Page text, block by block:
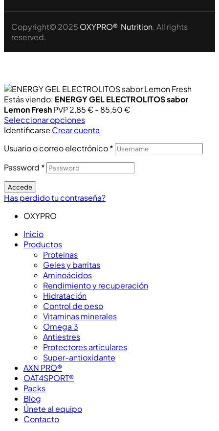
Copyright© 2025 OXYPRO® Nutrition. All rights
reserved.
Estás viendo: ENERGY GEL ELECTROLITOS sabor
Lemon FreshPVP2,85€- 85,50€
Seleccionar opciones
Identificarse Crear cuenta
Usuario o correo electrónico*
Password *
Accede
Has perdido tu contraseña?
OXYPRO
Inicio
Productos
Proteinas
Geles y barritas
Aminoácidos
Rendimiento y recuperación
Hidratación
Control de peso
Vitaminas minerales
Omega 3
Antiestres
Protectores articulares
Super-antioxidante
AXN PRO®
OAT4SPORT®
Packs
Blog
Únete al equipo
Contacto